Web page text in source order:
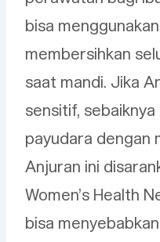
bisa
membersihkan
saat mandi. Jika
sensitif,
payudara dengan
Anjuran ini
Women’s Health
bisa